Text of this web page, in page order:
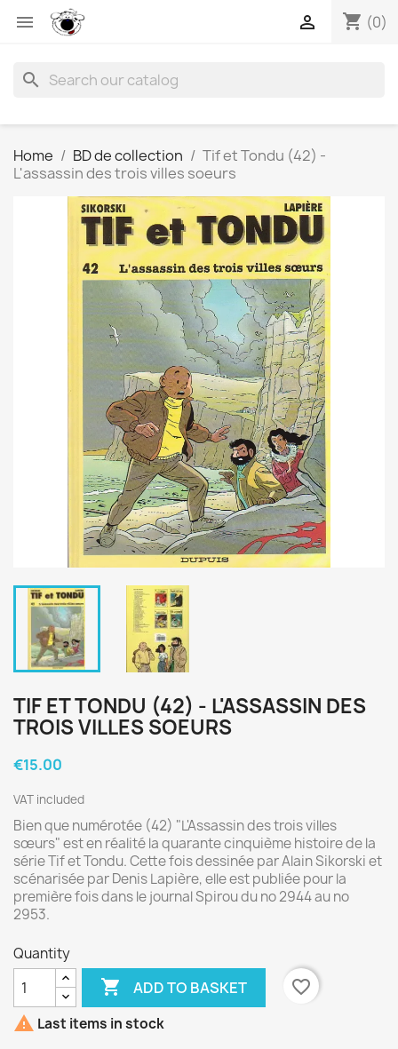
 shopping_cart (0)

search
Home BD de collection
Tif et Tondu (42) -
L'assassin des trois villes soeurs
TIF ET TONDU (42) - L'ASSASSIN DES
TROIS VILLES SOEURS
€15.00
VAT included
Bien que numérotée (42) "L'Assassin des trois villes
sœurs" est en réalité la quarante cinquième histoire de la
série Tif et Tondu. Cette fois dessinée par Alain Sikorski et
scénarisée par Denis Lapière, elle est publiée pour la
première fois dans le journal Spirou du no 2944 au no
2953.
Quantity
 ADD TO BASKET
favorite_border
 Last items in stock